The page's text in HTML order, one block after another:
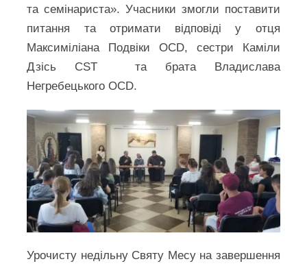
та семінариста». Учасники змогли поставити
питання та отримати відповіді у отця
Максиміліана Подвіки OCD, сестри Каміли
Дзісь CST та брата Владислава
Негребецького OCD.
Урочисту недільну Святу Месу на завершення